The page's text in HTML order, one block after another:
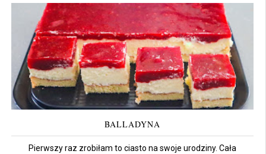
BALLADYNA
Pierwszy raz zrobiłam to ciasto na swoje urodziny. Cała